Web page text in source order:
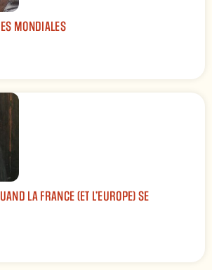
MONDIALES
LA FRANCE (ET L’EUROPE) SE